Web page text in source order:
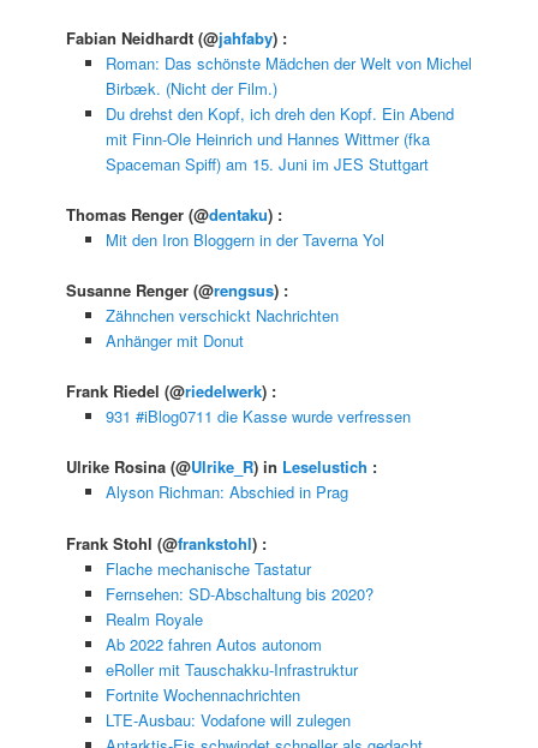
Fabian Neidhardt(@jahfaby) :
Roman: Das schönste Mädchen der Welt von Michel
Birbæk. (Nicht der Film.)
Du drehst den Kopf, ich dreh den Kopf. Ein Abend
mit Finn-Ole Heinrich und Hannes Wittmer (fka
Spaceman Spiff) am 15. Juni im JES Stuttgart
Thomas Renger(@dentaku) :
Mit den Iron Bloggern in der Taverna Yol
Susanne Renger(@rengsus) :
Zähnchen verschickt Nachrichten
Anhänger mit Donut
Frank Riedel(@riedelwerk) :
931 #iBlog0711 die Kasse wurde verfressen
Ulrike Rosina(@Ulrike_R) in Leselustich :
Alyson Richman: Abschied in Prag
Frank Stohl(@frankstohl) :
Flache mechanische Tastatur
Fernsehen: SD-Abschaltung bis 2020?
Realm Royale
Ab 2022 fahren Autos autonom
eRoller mit Tauschakku-Infrastruktur
Fortnite Wochennachrichten
LTE-Ausbau: Vodafone will zulegen